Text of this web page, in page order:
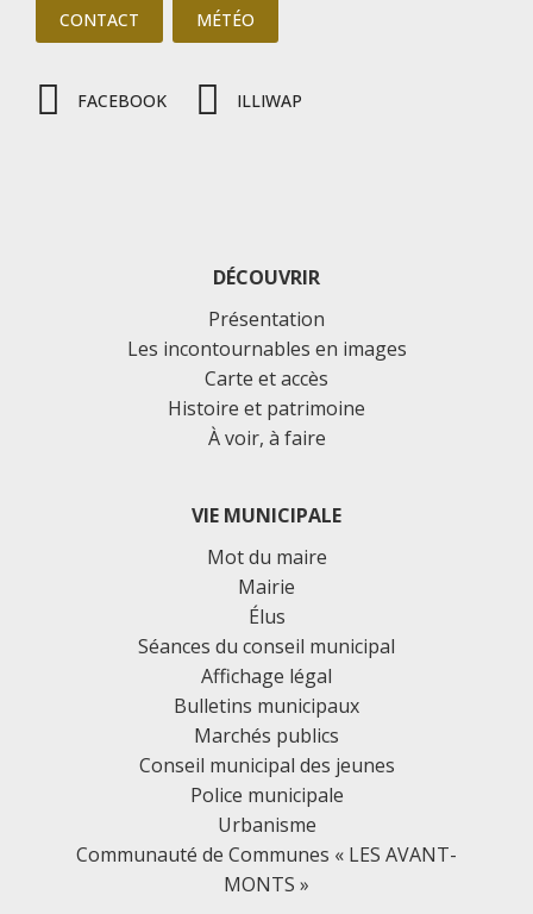
CONTACT MÉTÉO
FACEBOOK ILLIWAP
DÉCOUVRIR
Présentation
Les incontournables en images
Carte et accès
Histoire et patrimoine
À voir, à faire
VIE MUNICIPALE
Mot du maire
Mairie
Élus
Séances du conseil municipal
Affichage légal
Bulletins municipaux
Marchés publics
Conseil municipal des jeunes
Police municipale
Urbanisme
Communauté de Communes « LES AVANT-
MONTS »